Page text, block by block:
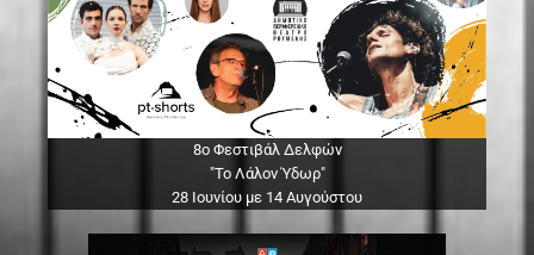
8ο Φεστιβάλ Δελφών
"Το Λάλον Ύδωρ"
28 Ιουνίου με 14 Αυγούστου